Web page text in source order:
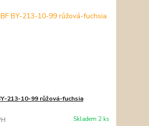
213-10-99 růžová-fuchsia
Skladem 2 ks